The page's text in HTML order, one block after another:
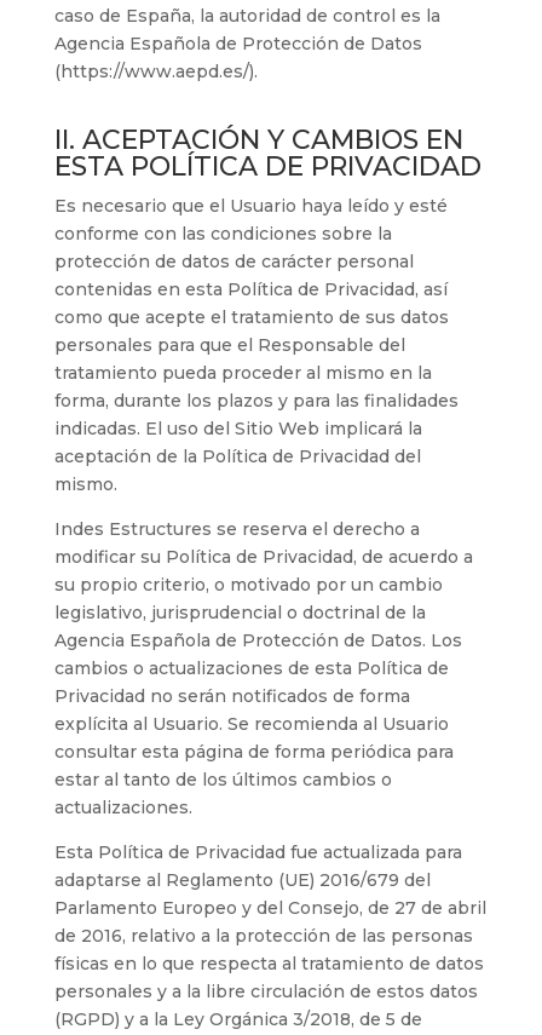
caso de España, la autoridad de control es la
Agencia Española de Protección de Datos
(https://www.aepd.es/).
II. ACEPTACIÓN Y CAMBIOS EN
ESTA POLÍTICA DE PRIVACIDAD
Es necesario que el Usuario haya leído y esté
conforme con las condiciones sobre la
protección de datos de carácter personal
contenidas en esta Política de Privacidad, así
como que acepte el tratamiento de sus datos
personales para que el Responsable del
tratamiento pueda proceder al mismo en la
forma, durante los plazos y para las finalidades
indicadas. El uso del Sitio Web implicará la
aceptación de la Política de Privacidad del
mismo.
Indes Estructures se reserva el derecho a
modificar su Política de Privacidad, de acuerdo a
su propio criterio, o motivado por un cambio
legislativo, jurisprudencial o doctrinal de la
Agencia Española de Protección de Datos. Los
cambios o actualizaciones de esta Política de
Privacidad no serán notificados de forma
explícita al Usuario. Se recomienda al Usuario
consultar esta página de forma periódica para
estar al tanto de los últimos cambios o
actualizaciones.
Esta Política de Privacidad fue actualizada para
adaptarse al Reglamento (UE) 2016/679 del
Parlamento Europeo y del Consejo, de 27 de abril
de 2016, relativo a la protección de las personas
físicas en lo que respecta al tratamiento de datos
personales y a la libre circulación de estos datos
(RGPD) y a la Ley Orgánica 3/2018, de 5 de